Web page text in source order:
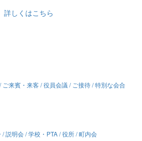
詳しくはこちら
来賓・来客 / 役員会議 / ご接待 / 特別な会合
説明会 / 学校・PTA / 役所 / 町内会